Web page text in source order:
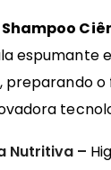
Shampoo
espumante
preparando
Nutritiva –